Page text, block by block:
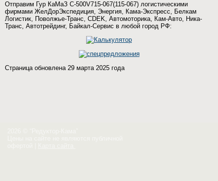
Отправим Гур КаМаЗ C-500V715-067(115-067) логистическими
фирмами ЖелДорЭкспедиция, Энергия, Кама-Экспресс, Белкам
Логистик, Поволжье-Транс, CDEK, Автомоторика, Кам-Авто, Ника-
Транс, Автотрейдинг, Байкал-Сервис в любой город РФ:
Страница обновлена 29 марта 2025 года